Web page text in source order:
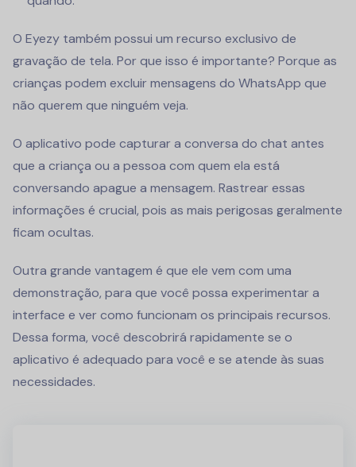
O Eyezy também possui um recurso exclusivo de
gravação de tela. Por que isso é importante? Porque as
crianças podem excluir mensagens do WhatsApp que
não querem que ninguém veja.
O aplicativo pode capturar a conversa do chat antes
que a criança ou a pessoa com quem ela está
conversando apague a mensagem. Rastrear essas
informações é crucial, pois as mais perigosas geralmente
ficam ocultas.
Outra grande vantagem é que ele vem com uma
demonstração, para que você possa experimentar a
interface e ver como funcionam os principais recursos.
Dessa forma, você descobrirá rapidamente se o
aplicativo é adequado para você e se atende às suas
necessidades.